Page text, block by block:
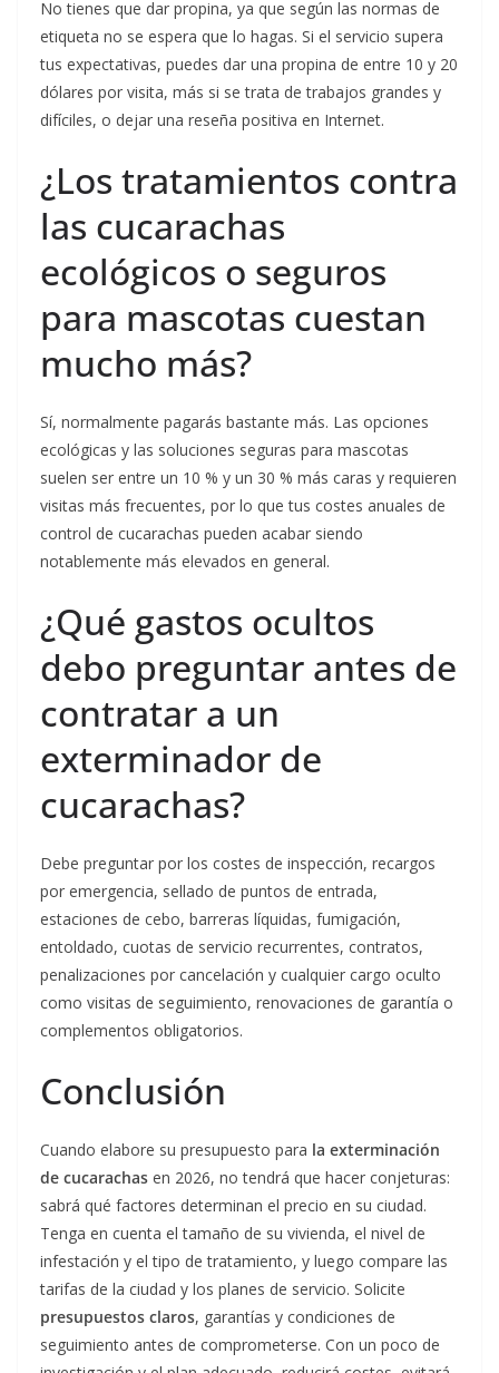
No tienes que dar propina, ya que según las normas de
etiqueta no se espera que lo hagas. Si el servicio supera
tus expectativas, puedes dar una propina de entre 10 y 20
dólares por visita, más si se trata de trabajos grandes y
difíciles, o dejar una reseña positiva en Internet.
¿Los tratamientos contra
las cucarachas
ecológicos o seguros
para mascotas cuestan
mucho más?
Sí, normalmente pagarás bastante más. Las opciones
ecológicas y las soluciones seguras para mascotas
suelen ser entre un 10 % y un 30 % más caras y requieren
visitas más frecuentes, por lo que tus costes anuales de
control de cucarachas pueden acabar siendo
notablemente más elevados en general.
¿Qué gastos ocultos
debo preguntar antes de
contratar a un
exterminador de
cucarachas?
Debe preguntar por los costes de inspección, recargos
por emergencia, sellado de puntos de entrada,
estaciones de cebo, barreras líquidas, fumigación,
entoldado, cuotas de servicio recurrentes, contratos,
penalizaciones por cancelación y cualquier cargo oculto
como visitas de seguimiento, renovaciones de garantía o
complementos obligatorios.
Conclusión
Cuando elabore su presupuesto para la exterminación
de cucarachas en 2026, no tendrá que hacer conjeturas:
sabrá qué factores determinan el precio en su ciudad.
Tenga en cuenta el tamaño de su vivienda, el nivel de
infestación y el tipo de tratamiento, y luego compare las
tarifas de la ciudad y los planes de servicio. Solicite
presupuestos claros, garantías y condiciones de
seguimiento antes de comprometerse. Con un poco de